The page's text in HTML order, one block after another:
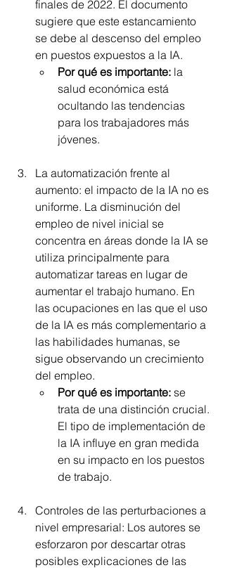
finales de 2022. El documento
sugiere que este estancamiento
se debe al descenso del empleo
en puestos expuestos a la IA.
Por qué es importante: la
salud económica está
ocultando las tendencias
para los trabajadores más
jóvenes.
La automatización frente al
aumento: el impacto de la IA no es
uniforme. La disminución del
empleo de nivel inicial se
concentra en áreas donde la IA se
utiliza principalmente para
automatizar tareas en lugar de
aumentar el trabajo humano. En
las ocupaciones en las que el uso
de la IA es más complementario a
las habilidades humanas, se
sigue observando un crecimiento
del empleo.
Por qué es importante: se
trata de una distinción crucial.
El tipo de implementación de
la IA influye en gran medida
en su impacto en los puestos
de trabajo.
Controles de las perturbaciones a
nivel empresarial: Los autores se
esforzaron por descartar otras
posibles explicaciones de las